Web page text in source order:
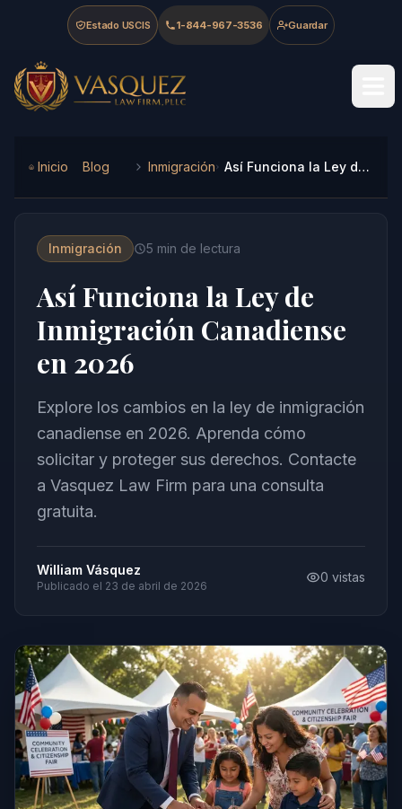
Skip to main content
Skip to navigation
Skip to footer
Estado USCIS 1-844-967-3536 Guardar
Vasquez Law Firm - Home
Inicio Blog Inmigración Así Funciona la Ley de Inmigración Canadiense en 2026
Inmigración 5 min de lectura
Así Funciona la Ley de
Inmigración Canadiense
en 2026
Explore los cambios en la ley de inmigración
canadiense en 2026. Aprenda cómo
solicitar y proteger sus derechos. Contacte
a Vasquez Law Firm para una consulta
gratuita.
William Vásquez
Publicado el 23 de abril de 2026
0 vistas